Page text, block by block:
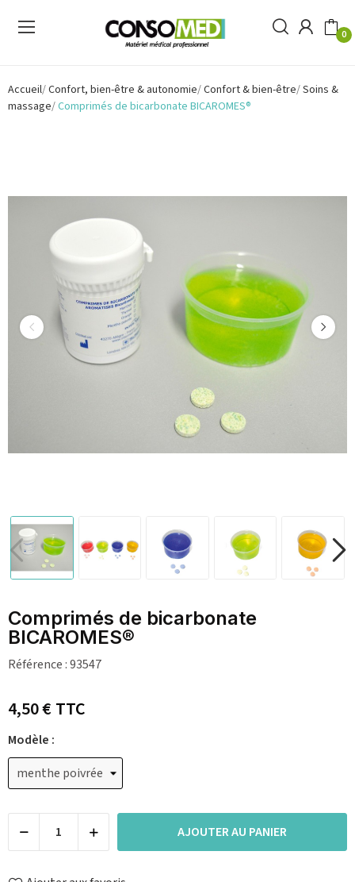
0
Accueil Confort, bien-être & autonomie Confort & bien-être Soins &
massage Comprimés de bicarbonate BICAROMES®
Comprimés de bicarbonate
BICAROMES®
Référence :93547
4,50 €TTC
Modèle :
AJOUTER AU PANIER